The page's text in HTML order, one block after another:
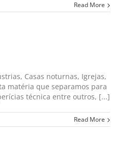
Read More
Casas noturnas, Igrejas,
matéria que separamos para
técnica entre outros, [...]
Read More